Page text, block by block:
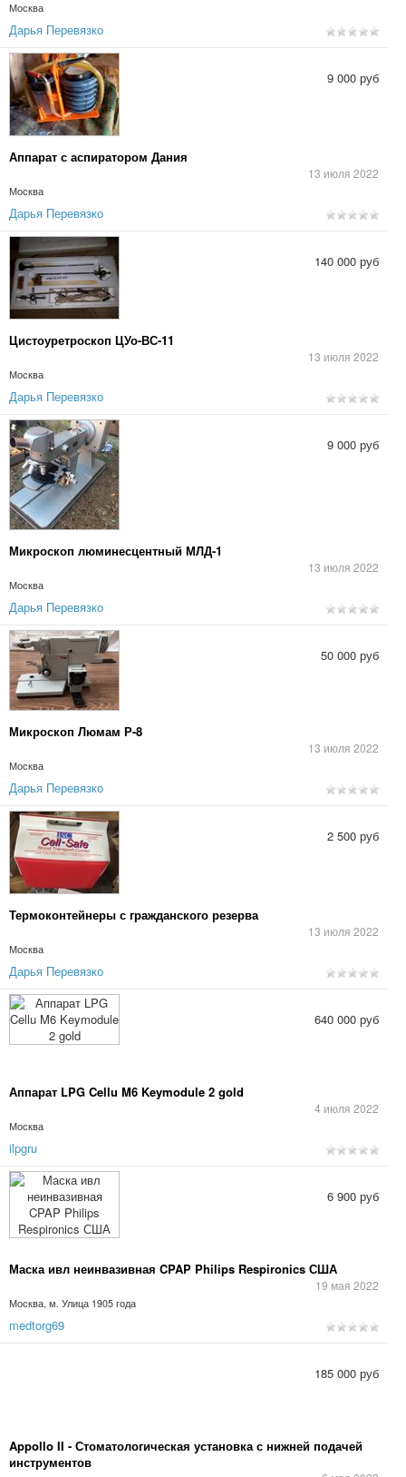
Москва
Дарья Перевязко
Аппарат с аспиратором Дания
13 июля 2022
Москва
9 000 руб
Дарья Перевязко
Цистоуретроскоп ЦУо-ВС-11
13 июля 2022
Москва
140 000 руб
Дарья Перевязко
Микроскоп люминесцентный МЛД-1
13 июля 2022
Москва
9 000 руб
Дарья Перевязко
Микроскоп Люмам Р-8
13 июля 2022
Москва
50 000 руб
Дарья Перевязко
Термоконтейнеры с гражданского резерва
13 июля 2022
Москва
2 500 руб
Дарья Перевязко
Аппарат LPG Cellu M6 Keymodule 2 gold
4 июля 2022
Москва
640 000 руб
ilpgru
Маска ивл неинвазивная CPAP Philips Respironics США
19 мая 2022
Москва, м. Улица 1905 года
6 900 руб
medtorg69
Appollo II - Стоматологическая установка с нижней подачей
инструментов
185 000 руб